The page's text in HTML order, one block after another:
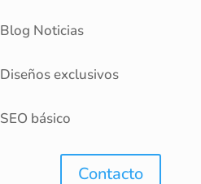
Blog Noticias
Diseños exclusivos
SEO básico
Contacto